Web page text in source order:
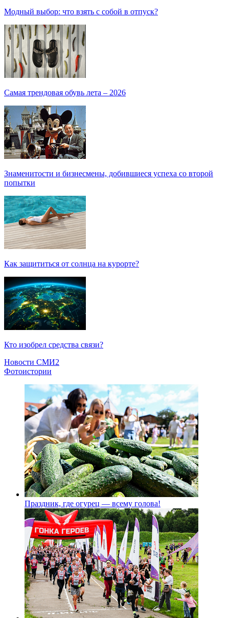
Модный выбор: что взять с собой в отпуск?
Самая трендовая обувь лета – 2026
Знаменитости и бизнесмены, добившиеся успеха со второй
попытки
Как защититься от солнца на курорте?
Кто изобрел средства связи?
Новости СМИ2
Фотоистории
Праздник, где огурец — всему голова!